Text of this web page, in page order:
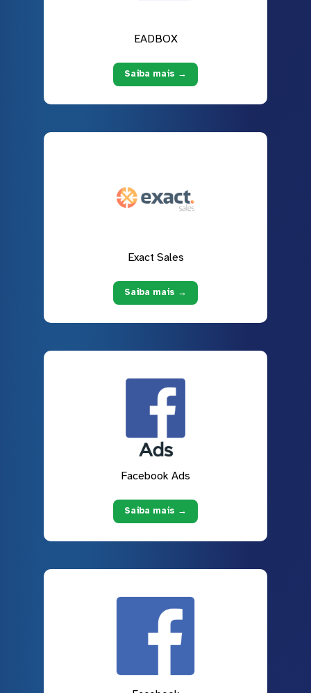
EADBOX
Saiba mais →
Exact Sales
Saiba mais →
Facebook Ads
Saiba mais →